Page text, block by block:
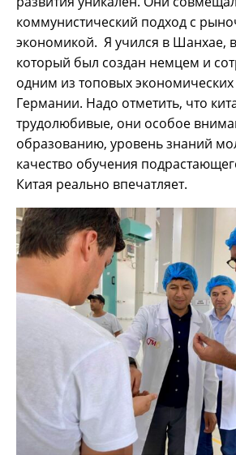
коммунистический подход с
экономикой. Я учился в Шанхае, в
который был создан немцем и
одним из топовых экономических
Германии. Надо отметить, что
трудолюбивые, они особое
образованию, уровень знаний
качество обучения
Китая реально впечатляет.